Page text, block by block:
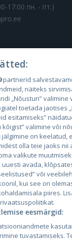
17:00 пн. - пт.)
Kainos.lt
partnerid
näiteks
„Nõustun” valimine
toetada jaotises
esitamiseks”
kõigist” valimine või
jälgimine on keelatud,
olla teie jaoks nii
valikute
avada,
või
kui see on
piires.
eesmärgid:
tuvastamiseks.